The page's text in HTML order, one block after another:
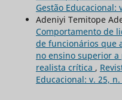
Gestão Educacional:
Adeniyi Temitope
Comportamento de
de funcionários que
no ensino superior
realista crítica ,
Educacional: v. 25,